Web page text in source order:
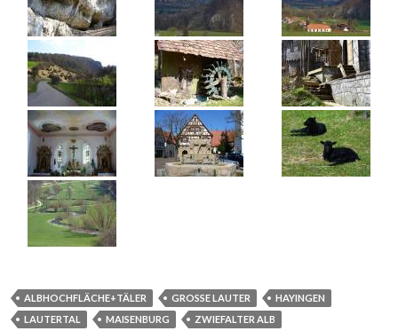
ALBHOCHFLÄCHE+TÄLER GROSSE LAUTER
HAYINGEN
LAUTERTAL
MAISENBURG ZWIEFALTER ALB